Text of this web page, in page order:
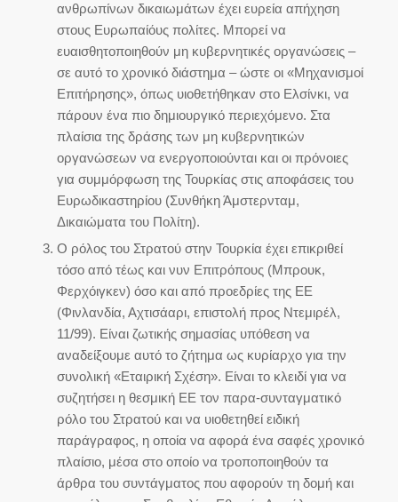
ανθρωπίνων δικαιωμάτων έχει ευρεία απήχηση
στους Ευρωπαίόυς πολίτες. Μπορεί να
ευαισθητοποιηθούν μη κυβερνητικές οργανώσεις –
σε αυτό το χρονικό διάστημα – ώστε οι «Μηχανισμοί
Επιτήρησης», όπως υιοθετήθηκαν στο Ελσίνκι, να
πάρουν ένα πιο δημιουργικό περιεχόμενο. Στα
πλαίσια της δράσης των μη κυβερνητικών
οργανώσεων να ενεργοποιούνται και οι πρόνοιες
για συμμόρφωση της Τουρκίας στις αποφάσεις του
Ευρωδικαστηρίου (Συνθήκη Άμστερνταμ,
Δικαιώματα του Πολίτη).
Ο ρόλος του Στρατού στην Τουρκία έχει επικριθεί
τόσο από τέως και νυν Επιτρόπους (Μπρουκ,
Φερχόιγκεν) όσο και από προεδρίες της ΕΕ
(Φινλανδία, Αχτισάαρι, επιστολή προς Ντεμιρέλ,
11/99). Είναι ζωτικής σημασίας υπόθεση να
αναδείξουμε αυτό το ζήτημα ως κυρίαρχο για την
συνολική «Εταιρική Σχέση». Είναι το κλειδί για να
συζητήσει η θεσμική ΕΕ τον παρα-συνταγματικό
ρόλο του Στρατού και να υιοθετηθεί ειδική
παράγραφος, η οποία να αφορά ένα σαφές χρονικό
πλαίσιο, μέσα στο οποίο να τροποποιηθούν τα
άρθρα του συντάγματος που αφορούν τη δομή και